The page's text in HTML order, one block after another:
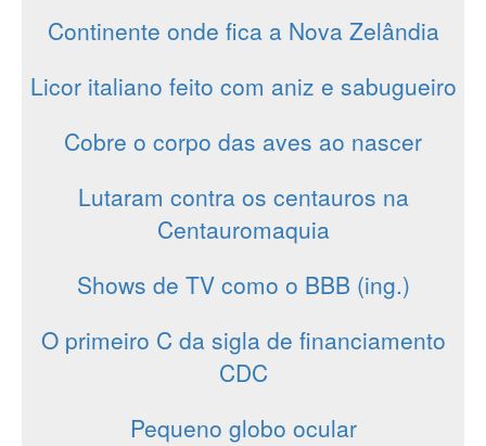
Continente onde fica a Nova Zelândia
Licor italiano feito com aniz e sabugueiro
Cobre o corpo das aves ao nascer
Lutaram contra os centauros na
Centauromaquia
Shows de TV como o BBB (ing.)
O primeiro C da sigla de financiamento
CDC
Pequeno globo ocular